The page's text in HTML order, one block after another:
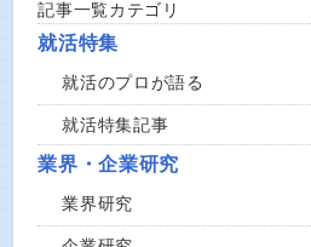
記事一覧カテゴリ
就活特集
就活のプロが語る
就活特集記事
業界・企業研究
業界研究